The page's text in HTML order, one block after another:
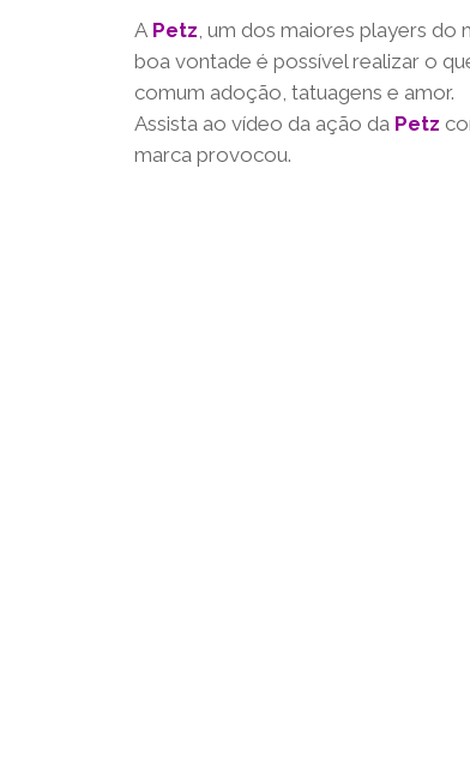
A Petz, um dos maiores players do
boa vontade é possível realizar o
comum adoção, tatuagens e amor.
Assista ao vídeo da ação da Petz
marca provocou.